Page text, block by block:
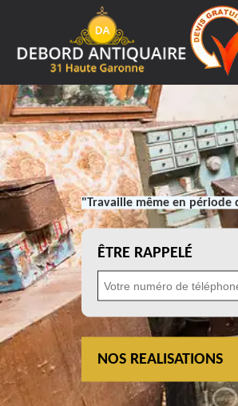
"Travaille même en période
ÊTRE RAPPELÉ
NOS REALISATIONS